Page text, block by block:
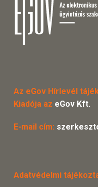
Az eGov Hírlevél
Kiadója az eGov Kft.
E-mail cím:
Adatvédelmi